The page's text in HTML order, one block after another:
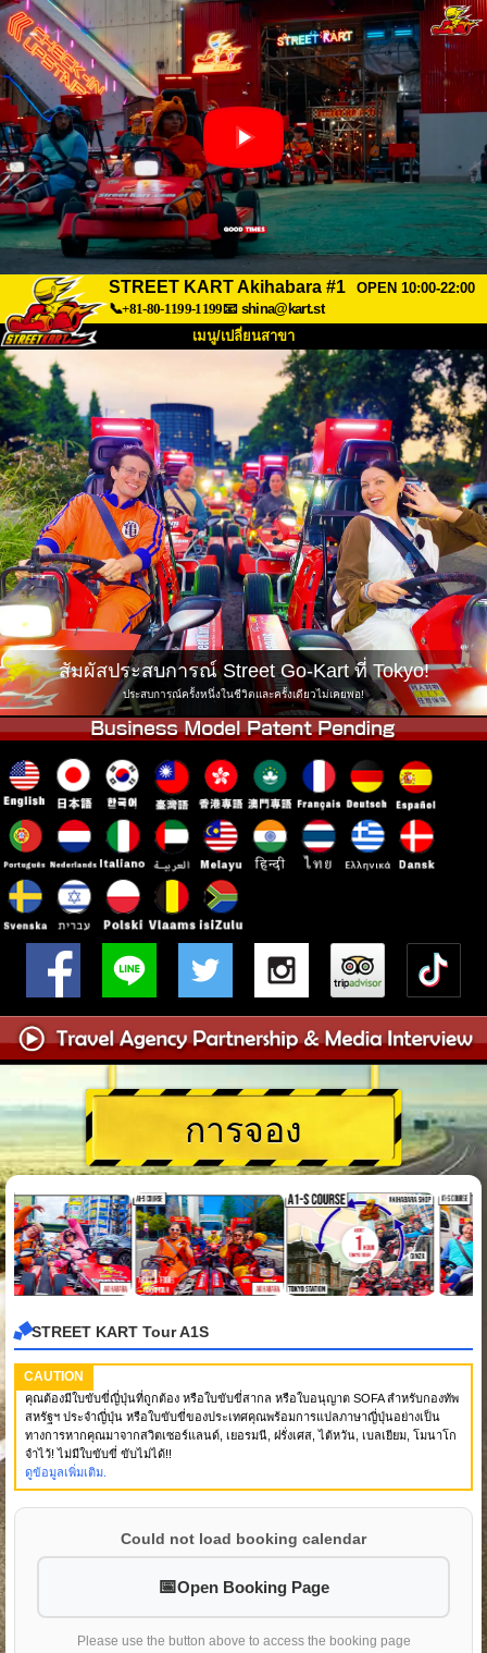
STREET KART Akihabara #1
OPEN 10:00-22:00
📞+81-80-1199-1199📧 shina@kart.st
เมนู/เปลี่ยนสาขา
เกี่ยวกับ สเปค ราคา
การเข้าถึง เสียงจากผู้ใช้ คำถามที่พบบ่อย
บริษัท การจอง
เปลี่ยนสาขา
Tokyo Shinagawa Tokyo Akihabara#1
Tokyo Akihabara#2 Tokyo Shibuya
Tokyo Shibuya Annex Tokyo Bay
Tokyo Asakusa Osaka
Okinawa
สัมผัสประสบการณ์ Street Go-Kart ที่ Tokyo!
ประสบการณ์ครั้งหนึ่งในชีวิตและครั้งเดียวไม่เคยพอ!
การจอง
STREET KART Tour A1S
CAUTION
คุณต้องมีใบขับขี่ญี่ปุ่นที่ถูกต้อง หรือใบขับขี่สากล หรือใบอนุญาต SOFA สำหรับกองทัพ
สหรัฐฯ ประจำญี่ปุ่น หรือใบขับขี่ของประเทศคุณพร้อมการแปลภาษาญี่ปุ่นอย่างเป็น
ทางการหากคุณมาจากสวิตเซอร์แลนด์, เยอรมนี, ฝรั่งเศส, ไต้หวัน, เบลเยียม, โมนาโก
จำไว้! ไม่มีใบขับขี่ ขับไม่ได้!!
ดูข้อมูลเพิ่มเติม.
Could not load booking calendar
Open Booking Page
Please use the button above to access the booking page